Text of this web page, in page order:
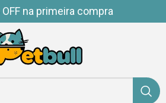
OFF na primeira compra